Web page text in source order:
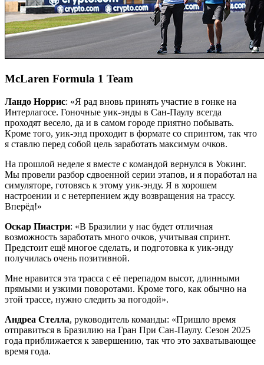
McLaren Formula 1 Team
Ландо Норрис: «Я рад вновь принять участие в гонке на
Интерлагосе. Гоночные уик-энды в Сан-Паулу всегда
проходят весело, да и в самом городе приятно побывать.
Кроме того, уик-энд проходит в формате со спринтом, так что
я ставлю перед собой цель заработать максимум очков.
На прошлой неделе я вместе с командой вернулся в Уокинг.
Мы провели разбор сдвоенной серии этапов, и я поработал на
симуляторе, готовясь к этому уик-энду. Я в хорошем
настроении и с нетерпением жду возвращения на трассу.
Вперёд!»
Оскар Пиастри: «В Бразилии у нас будет отличная
возможность заработать много очков, учитывая спринт.
Предстоит ещё многое сделать, и подготовка к уик-энду
получилась очень позитивной.
Мне нравится эта трасса с её перепадом высот, длинными
прямыми и узкими поворотами. Кроме того, как обычно на
этой трассе, нужно следить за погодой».
Андреа Стелла, руководитель команды: «Пришло время
отправиться в Бразилию на Гран При Сан-Паулу. Сезон 2025
года приближается к завершению, так что это захватывающее
время года.